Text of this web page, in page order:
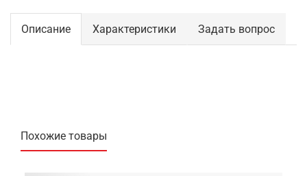
Описание Характеристики Задать вопрос
Похожие товары